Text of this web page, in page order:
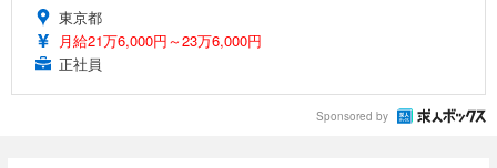
東京都
月給21万6,000円～23万6,000円
正社員
Sponsored by